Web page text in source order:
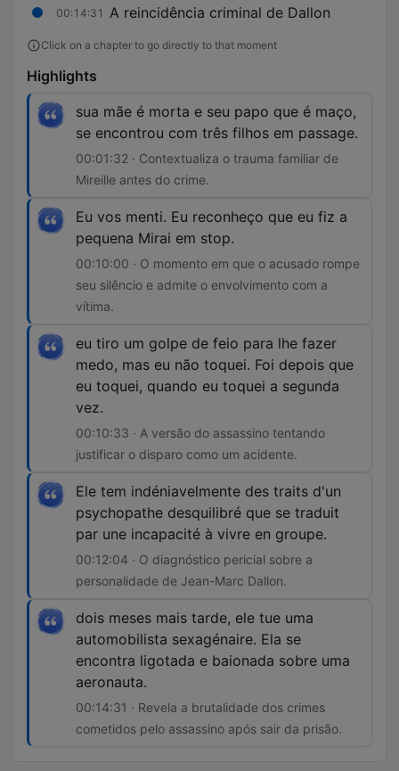
00:14:31 A reincidência criminal de Dallon
Click on a chapter to go directly to that moment
Highlights
sua mãe é morta e seu papo que é maço,
se encontrou com três filhos em passage.
00:01:32 · Contextualiza o trauma familiar de
Mireille antes do crime.
Eu vos menti. Eu reconheço que eu fiz a
pequena Mirai em stop.
00:10:00 · O momento em que o acusado rompe
seu silêncio e admite o envolvimento com a
vítima.
eu tiro um golpe de feio para lhe fazer
medo, mas eu não toquei. Foi depois que
eu toquei, quando eu toquei a segunda
vez.
00:10:33 · A versão do assassino tentando
justificar o disparo como um acidente.
Ele tem indéniavelmente des traits d'un
psychopathe desquilibré que se traduit
par une incapacité à vivre en groupe.
00:12:04 · O diagnóstico pericial sobre a
personalidade de Jean-Marc Dallon.
dois meses mais tarde, ele tue uma
automobilista sexagénaire. Ela se
encontra ligotada e baionada sobre uma
aeronauta.
00:14:31 · Revela a brutalidade dos crimes
cometidos pelo assassino após sair da prisão.